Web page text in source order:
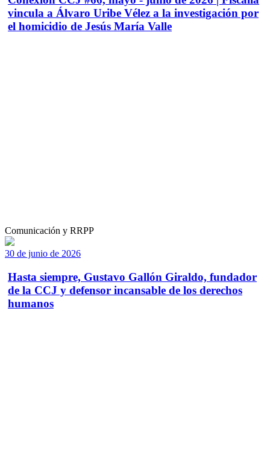
vincula a Álvaro Uribe Vélez a la investigación por
el homicidio de Jesús María Valle
Comunicación y RRPP
30 de junio de 2026
Hasta siempre, Gustavo Gallón Giraldo, fundador
de la CCJ y defensor incansable de los derechos
humanos